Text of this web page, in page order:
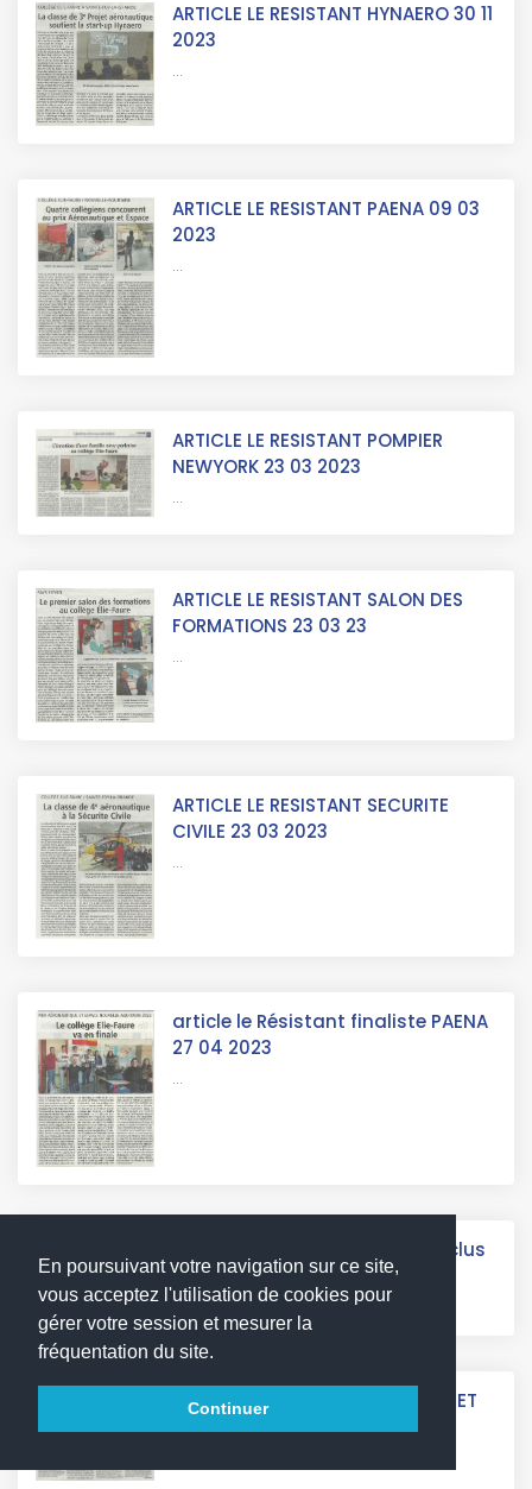
En poursuivant votre navigation sur ce site,
vous acceptez l'utilisation de cookies pour
gérer votre session et mesurer la
fréquentation du site.
Continuer
ARTICLE LE RESISTANT HYNAERO 30 11
2023
...
ARTICLE LE RESISTANT PAENA 09 03
2023
...
ARTICLE LE RESISTANT POMPIER
NEWYORK 23 03 2023
...
ARTICLE LE RESISTANT SALON DES
FORMATIONS 23 03 23
...
ARTICLE LE RESISTANT SECURITE
CIVILE 23 03 2023
...
article le Résistant finaliste PAENA
27 04 2023
...
article le Résistant Richard Reclus
09 05 24
...
ARTICLE PROJET AERONAUTIQUE ET
ESPACE LE DEMOCRATE